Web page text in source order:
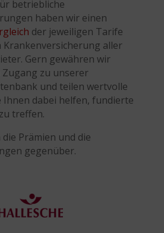
betriebliche
haben wir einen
der jeweiligen Tarife
aller
Gern gewähren wir
zu unserer
und teilen wertvolle
Ihnen dabei helfen, fundierte
treffen.
Prämien und die
gegenüber.